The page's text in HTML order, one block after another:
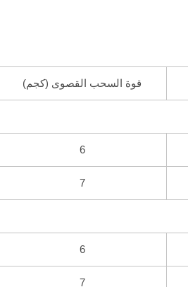
قوة السحب القصوى (كجم)
6
7
6
7